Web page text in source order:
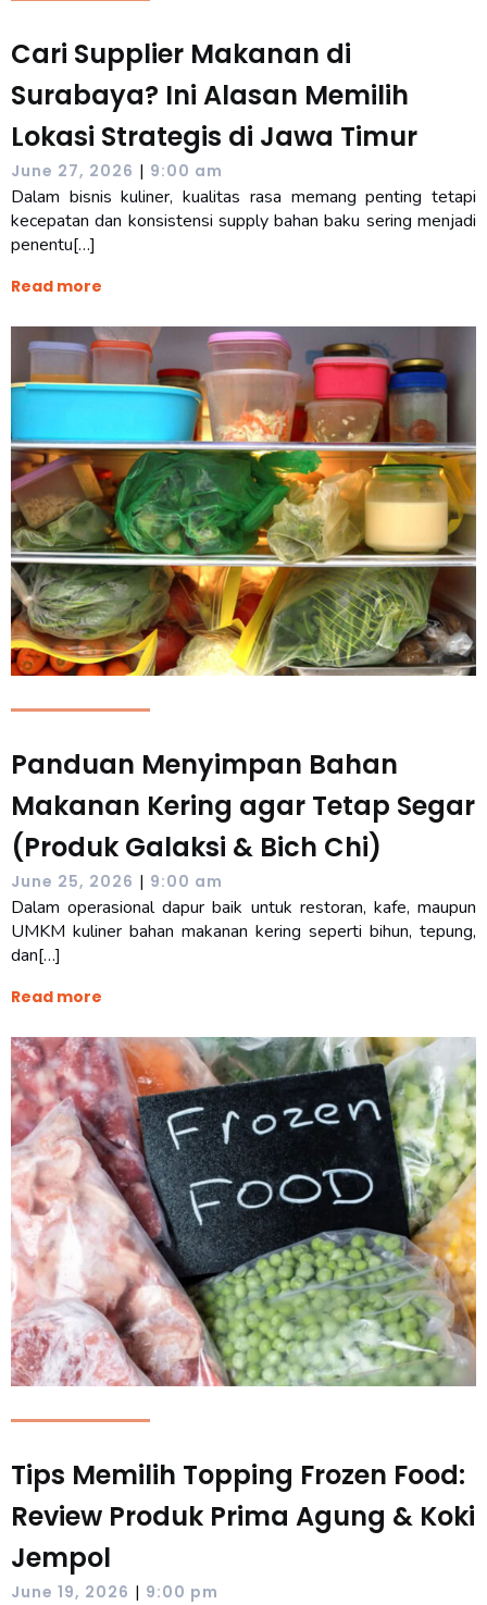
Cari Supplier Makanan di
Surabaya? Ini Alasan Memilih
Lokasi Strategis di Jawa Timur
June 27, 2026 | 9:00 am
Dalam bisnis kuliner, kualitas rasa memang penting tetapi
kecepatan dan konsistensi supply bahan baku sering menjadi
penentu[…]
Read more
Panduan Menyimpan Bahan
Makanan Kering agar Tetap Segar
(Produk Galaksi & Bich Chi)
June 25, 2026 | 9:00 am
Dalam operasional dapur baik untuk restoran, kafe, maupun
UMKM kuliner bahan makanan kering seperti bihun, tepung,
dan[…]
Read more
Tips Memilih Topping Frozen Food:
Review Produk Prima Agung & Koki
Jempol
June 19, 2026 | 9:00 pm